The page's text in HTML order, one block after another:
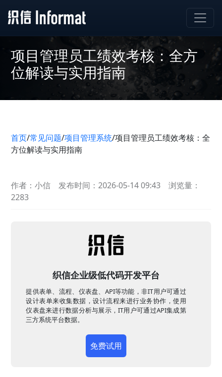
项目管理员工绩效考核：全方
位解读与实用指南
首页/常见问题/项目管理系统/项目管理员工绩效考核：全
方位解读与实用指南
作者：小信 发布时间：2026-05-14 09:43
浏览量：
2283
织信企业级低代码开发平台
提供表单、流程、仪表盘、API等功能，非IT用户可通过
设计表单来收集数据，设计流程来进行业务协作，使用
仪表盘来进行数据分析与展示，IT用户可通过API集成第
三方系统平台数据。
免费试用